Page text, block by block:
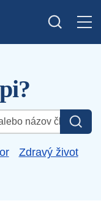
Zdravý život